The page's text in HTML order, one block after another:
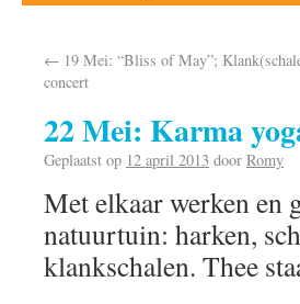
← 19 Mei: “Bliss of May”;
concert
22 Mei: Karma
Geplaatst op 12 april 2013 door Romy
Met elkaar werken en
natuurtuin: harken,
klankschalen. Thee